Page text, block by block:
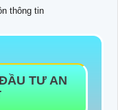
thông tin
TƯ AN